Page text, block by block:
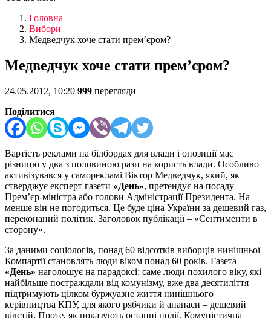
Головна
Вибори
Медведчук хоче стати прем’єром?
Медведчук хоче стати прем’єром?
24.05.2012, 10:20 999 перегляди
Поділитися
Вартість реклами на білбордах для влади і опозиції має
різницю у два з половиною рази на користь влади. Особливо
активізувався у саморекламі Віктор Медведчук, який, як
стверджує експерт газети «День», претендує на посаду
Прем’єр-міністра або голови Адміністрації Президента. На
менше він не погодиться. Це буде ціна України за дешевий газ,
переконаний політик. Заголовок публікації – «Сентименти в
сторону».
За даними соціологів, понад 60 відсотків виборців нинішньої
Компартії становлять люди віком понад 60 років. Газета
«День» наголошує на парадоксі: саме люди похилого віку, які
найбільше постраждали від комунізму, вже два десятиліття
підтримують цілком буржуазне життя нинішнього
керівництва КПУ, для якого рябчики й ананаси – дешевий
відстій. Проте, як показують останні події, Комуністична